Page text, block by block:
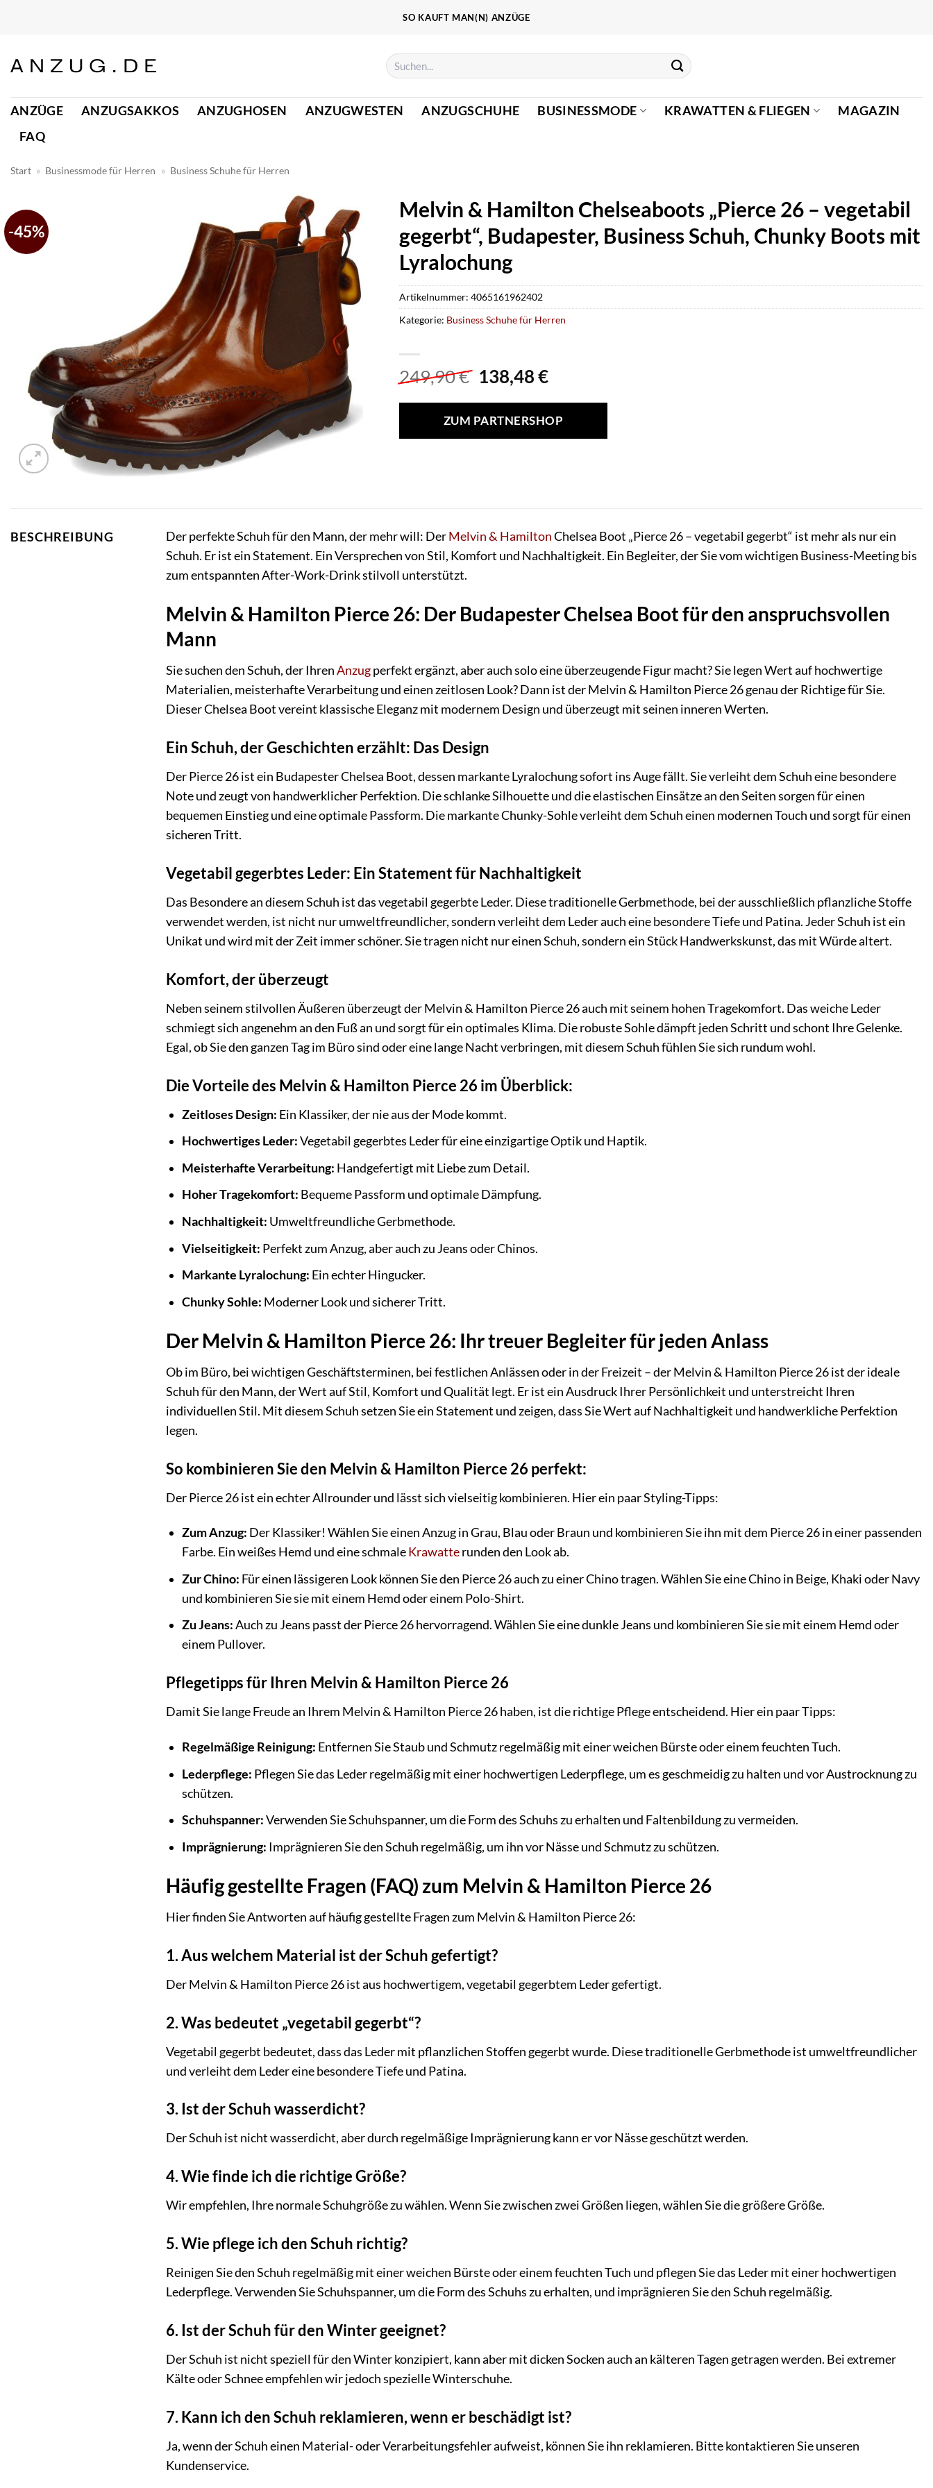
SO KAUFT MAN(N) ANZÜGE
Suchen
nach:
ANZÜGE ANZUGSAKKOS ANZUGHOSEN ANZUGWESTEN ANZUGSCHUHE BUSINESSMODE KRAWATTEN & FLIEGEN
MAGAZIN
FAQ
Start » Businessmode für Herren » Business Schuhe für Herren
-45%
Melvin & Hamilton Chelseaboots „Pierce 26 – vegetabil
gegerbt“, Budapester, Business Schuh, Chunky Boots mit
Lyralochung
249,90€ Ursprünglicher
war:
249,90 €
138,48€Aktueller
ist:
138,48 €.
ZUM PARTNERSHOP
Artikelnummer: 4065161962402
Kategorie: Business Schuhe für Herren
BESCHREIBUNG Der perfekte Schuh für den Mann, der mehr will: DerMelvin & HamiltonChelsea Boot „Pierce 26 – vegetabil gegerbt“ ist mehr als nur ein
Schuh. Er ist ein Statement. Ein Versprechen von Stil, Komfort und Nachhaltigkeit. Ein Begleiter, der Sie vom wichtigen Business-Meeting bis
zum entspannten After-Work-Drink stilvoll unterstützt.
Melvin & Hamilton Pierce 26: Der Budapester Chelsea Boot für den anspruchsvollen
Mann
Sie suchen den Schuh, der IhrenAnzugperfekt ergänzt, aber auch solo eine überzeugende Figur macht? Sie legen Wert auf hochwertige
Materialien, meisterhafte Verarbeitung und einen zeitlosen Look? Dann ist der Melvin & Hamilton Pierce 26 genau der Richtige für Sie.
Dieser Chelsea Boot vereint klassische Eleganz mit modernem Design und überzeugt mit seinen inneren Werten.
Ein Schuh, der Geschichten erzählt: Das Design
Der Pierce 26 ist ein Budapester Chelsea Boot, dessen markante Lyralochung sofort ins Auge fällt. Sie verleiht dem Schuh eine besondere
Note und zeugt von handwerklicher Perfektion. Die schlanke Silhouette und die elastischen Einsätze an den Seiten sorgen für einen
bequemen Einstieg und eine optimale Passform. Die markante Chunky-Sohle verleiht dem Schuh einen modernen Touch und sorgt für einen
sicheren Tritt.
Vegetabil gegerbtes Leder: Ein Statement für Nachhaltigkeit
Das Besondere an diesem Schuh ist das vegetabil gegerbte Leder. Diese traditionelle Gerbmethode, bei der ausschließlich pflanzliche Stoffe
verwendet werden, ist nicht nur umweltfreundlicher, sondern verleiht dem Leder auch eine besondere Tiefe und Patina. Jeder Schuh ist ein
Unikat und wird mit der Zeit immer schöner. Sie tragen nicht nur einen Schuh, sondern ein Stück Handwerkskunst, das mit Würde altert.
Komfort, der überzeugt
Neben seinem stilvollen Äußeren überzeugt der Melvin & Hamilton Pierce 26 auch mit seinem hohen Tragekomfort. Das weiche Leder
schmiegt sich angenehm an den Fuß an und sorgt für ein optimales Klima. Die robuste Sohle dämpft jeden Schritt und schont Ihre Gelenke.
Egal, ob Sie den ganzen Tag im Büro sind oder eine lange Nacht verbringen, mit diesem Schuh fühlen Sie sich rundum wohl.
Die Vorteile des Melvin & Hamilton Pierce 26 im Überblick:
Zeitloses Design: Ein Klassiker, der nie aus der Mode kommt.
Hochwertiges Leder:Vegetabil gegerbtes Leder für eine einzigartige Optik und Haptik.
Meisterhafte Verarbeitung: Handgefertigt mit Liebe zum Detail.
Hoher Tragekomfort: Bequeme Passform und optimale Dämpfung.
Nachhaltigkeit: Umweltfreundliche Gerbmethode.
Vielseitigkeit: Perfekt zum Anzug, aber auch zu Jeans oder Chinos.
Markante Lyralochung: Ein echter Hingucker.
Chunky Sohle: Moderner Look und sicherer Tritt.
Der Melvin & Hamilton Pierce 26: Ihr treuer Begleiter für jeden Anlass
Ob im Büro, bei wichtigen Geschäftsterminen, bei festlichen Anlässen oder in der Freizeit – der Melvin & Hamilton Pierce 26 ist der ideale
Schuh für den Mann, der Wert auf Stil, Komfort und Qualität legt. Er ist ein Ausdruck Ihrer Persönlichkeit und unterstreicht Ihren
individuellen Stil. Mit diesem Schuh setzen Sie ein Statement und zeigen, dass Sie Wert auf Nachhaltigkeit und handwerkliche Perfektion
legen.
So kombinieren Sie den Melvin & Hamilton Pierce 26 perfekt:
Der Pierce 26 ist ein echter Allrounder und lässt sich vielseitig kombinieren. Hier ein paar Styling-Tipps:
Zum Anzug: Der Klassiker! Wählen Sie einen Anzug in Grau, Blau oder Braun und kombinieren Sie ihn mit dem Pierce 26 in einer passenden
Farbe. Ein weißes Hemd und eine schmaleKrawatterunden den Look ab.
Zur Chino: Für einen lässigeren Look können Sie den Pierce 26 auch zu einer Chino tragen. Wählen Sie eine Chino in Beige, Khaki oder Navy
und kombinieren Sie sie mit einem Hemd oder einem Polo-Shirt.
Zu Jeans:Auch zu Jeans passt der Pierce 26 hervorragend. Wählen Sie eine dunkle Jeans und kombinieren Sie sie mit einem Hemd oder
einem Pullover.
Pflegetipps für Ihren Melvin & Hamilton Pierce 26
Damit Sie lange Freude an Ihrem Melvin & Hamilton Pierce 26 haben, ist die richtige Pflege entscheidend. Hier ein paar Tipps:
Regelmäßige Reinigung: Entfernen Sie Staub und Schmutz regelmäßig mit einer weichen Bürste oder einem feuchten Tuch.
Lederpflege: Pflegen Sie das Leder regelmäßig mit einer hochwertigen Lederpflege, um es geschmeidig zu halten und vor Austrocknung zu
schützen.
Schuhspanner:Verwenden Sie Schuhspanner, um die Form des Schuhs zu erhalten und Faltenbildung zu vermeiden.
Imprägnierung: Imprägnieren Sie den Schuh regelmäßig, um ihn vor Nässe und Schmutz zu schützen.
Häufig gestellte Fragen (FAQ) zum Melvin & Hamilton Pierce 26
Hier finden Sie Antworten auf häufig gestellte Fragen zum Melvin & Hamilton Pierce 26:
1. Aus welchem Material ist der Schuh gefertigt?
Der Melvin & Hamilton Pierce 26 ist aus hochwertigem, vegetabil gegerbtem Leder gefertigt.
2. Was bedeutet „vegetabil gegerbt“?
Vegetabil gegerbt bedeutet, dass das Leder mit pflanzlichen Stoffen gegerbt wurde. Diese traditionelle Gerbmethode ist umweltfreundlicher
und verleiht dem Leder eine besondere Tiefe und Patina.
3. Ist der Schuh wasserdicht?
Der Schuh ist nicht wasserdicht, aber durch regelmäßige Imprägnierung kann er vor Nässe geschützt werden.
4. Wie finde ich die richtige Größe?
Wir empfehlen, Ihre normale Schuhgröße zu wählen. Wenn Sie zwischen zwei Größen liegen, wählen Sie die größere Größe.
5. Wie pflege ich den Schuh richtig?
Reinigen Sie den Schuh regelmäßig mit einer weichen Bürste oder einem feuchten Tuch und pflegen Sie das Leder mit einer hochwertigen
Lederpflege. Verwenden Sie Schuhspanner, um die Form des Schuhs zu erhalten, und imprägnieren Sie den Schuh regelmäßig.
6. Ist der Schuh für den Winter geeignet?
Der Schuh ist nicht speziell für den Winter konzipiert, kann aber mit dicken Socken auch an kälteren Tagen getragen werden. Bei extremer
Kälte oder Schnee empfehlen wir jedoch spezielle Winterschuhe.
7. Kann ich den Schuh reklamieren, wenn er beschädigt ist?
Ja, wenn der Schuh einen Material- oder Verarbeitungsfehler aufweist, können Sie ihn reklamieren. Bitte kontaktieren Sie unseren
Kundenservice.